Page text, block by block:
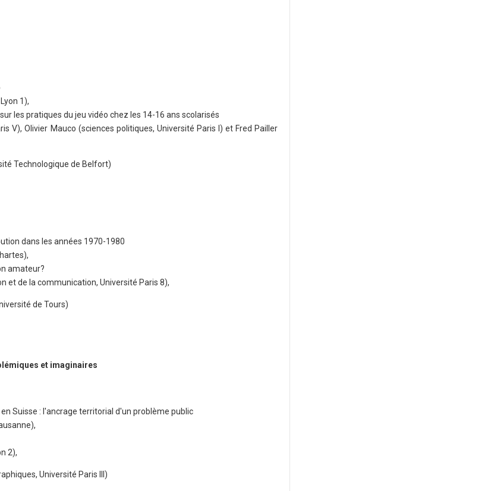
1),
les pratiques du jeu vidéo chez les 14-16 ans scolarisés
V), Olivier Mauco (sciences politiques, Université Paris I) et Fred Pailler
Technologique de Belfort)
dans les années 1970-1980
amateur?
et de la communication, Université Paris 8),
de Tours)
et imaginaires
Suisse : l'ancrage territorial d'un problème public
2),
Université Paris III)